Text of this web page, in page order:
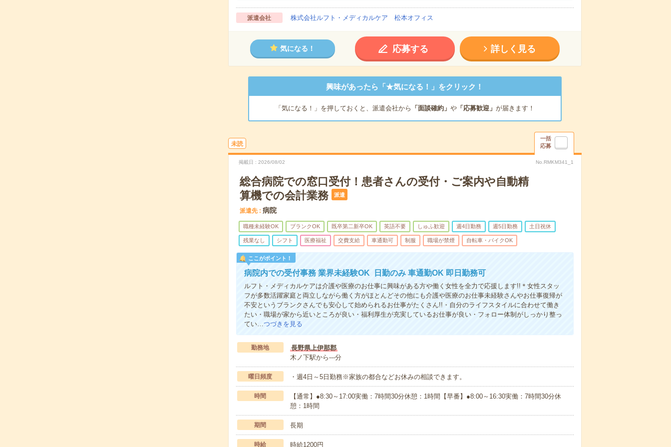
派遣会社 株式会社ルフト・メディカルケア 松本オフィス
気になる！ 応募する 詳しく見る
興味があったら「★気になる！」をクリック！
「気になる！」を押しておくと、派遣会社から 「面談確約」 や「応募歓迎」 が届きます！
未読
一括
応募
掲載日 2026/08/02 No.RMKM341_1
総合病院での窓口受付！患者さんの受付・ご案内や自動精
算機での会計業務
派遣
派遣先 病院
職種未経験OK ブランクOK 既卒第二新卒OK 英語不要 しゅふ歓迎 週4日勤務 週5日勤務 土日祝休
残業なし シフト 医療福祉 交費支給 車通勤可 制服 職場が禁煙 自転車・バイクOK
ここがポイント！
病院内での受付事務 業界未経験OK 日勤のみ 車通勤OK 即日勤務可
ルフト・メディカルケアは介護や医療のお仕事に興味がある方や働く女性を全力で応援します!!＊女性スタッ
フが多数活躍家庭と両立しながら働く方がほとんどその他にも介護や医療のお仕事未経験さんやお仕事復帰が
不安というブランクさんでも安心して始められるお仕事がたくさん!!・自分のライフスタイルに合わせて働き
たい・職場が家から近いところが良い・福利厚生が充実しているお仕事が良い・フォロー体制がしっかり整っ
てい…つづきを見る
勤務地
長野県上伊那郡
木ノ下駅から---分
曜日頻度 ・週4日～5日勤務※家族の都合などお休みの相談できます。
時間
【通常】●8:30～17:00実働：7時間30分休憩：1時間【早番】●8:00～16:30実働：7時間30分休
憩：1時間
期間 長期
時給 時給1200円